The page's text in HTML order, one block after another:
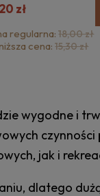
zł
regularna:18,00 zł
cena:15,30 zł
wygodne i
czynności
jak i
dlatego